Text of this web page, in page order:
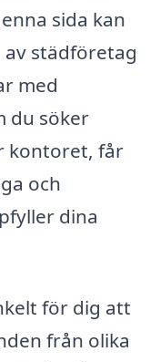
sida kan
städföretag
med
du söker
kontoret, får
och
dina
för dig att
från olika